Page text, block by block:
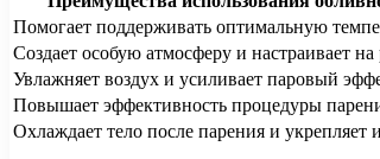
Помогает поддерживать оптимальную
Создает особую атмосферу и настраивает
Увлажняет воздух и усиливает паровый
Повышает эффективность процедуры
Охлаждает тело после парения и укрепляет